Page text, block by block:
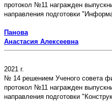
протокол №11 награжден
направления подготовки
Панова
Анастасия Алексеевна
2021 г.
№ 14 решением Ученого совета
протокол №11 награжден
направления подготовки